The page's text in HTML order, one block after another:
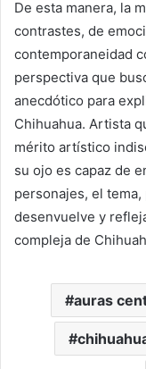
De esta manera, la
contrastes, de
contemporaneidad
perspectiva que
anecdótico para
Chihuahua. Artista
mérito artístico
su ojo es capaz de
personajes, el
desenvuelve y
compleja de
auras